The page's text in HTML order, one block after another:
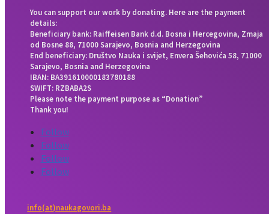
You can support our work by donating. Here are the payment
details:
Beneficiary bank: Raiffeisen Bank d.d. Bosna i Hercegovina, Zmaja
od Bosne 88, 71000 Sarajevo, Bosnia and Herzegovina
End beneficiary: Društvo Nauka i svijet, Envera Šehovića 58, 71000
Sarajevo, Bosnia and Herzegovina
IBAN: BA391610000183780188
SWIFT: RZBABA2S
Please note the payment purpose as “Donation”
Thank you!
Follow
Follow
Follow
Follow
info(at)naukagovori.ba